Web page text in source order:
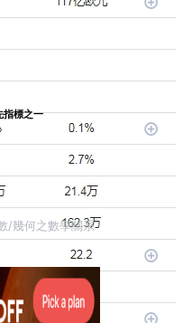
指標之一
/幾何之數學關系